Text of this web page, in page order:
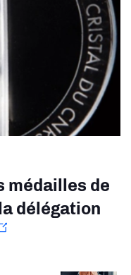
médailles de
délégation